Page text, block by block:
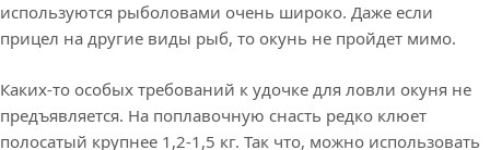
используются рыболовами очень широко. Даже если
прицел на другие виды рыб, то окунь не пройдет мимо.
Каких-то особых требований к удочке для ловли окуня не
предъявляется. На поплавочную снасть редко клюет
полосатый крупнее 1,2-1,5 кг. Так что, можно использовать